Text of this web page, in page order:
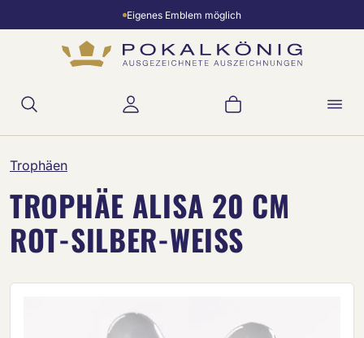
Zum Hauptinhalt springenEigenes Emblem möglich
Warenkorb
Trophäen
TROPHÄE ALISA 20 CM
ROT-SILBER-WEISS